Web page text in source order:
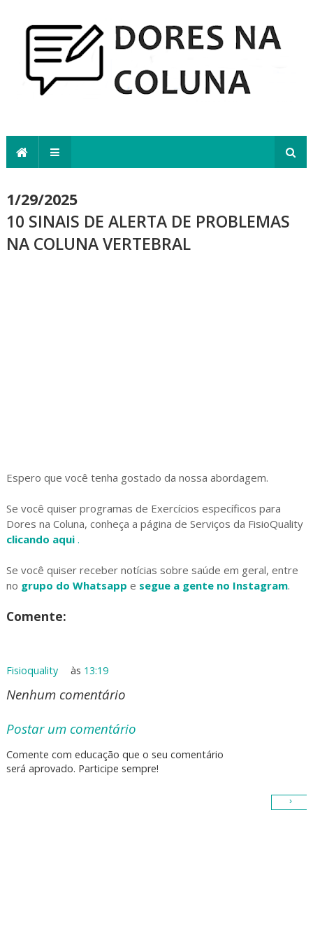
1/29/2025
10 SINAIS DE ALERTA DE PROBLEMAS
NA COLUNA VERTEBRAL
Espero que você tenha gostado da nossa abordagem.
Se você quiser programas de Exercícios específicos para
Dores na Coluna, conheça a página de Serviços da FisioQuality
clicando aqui .
Se você quiser receber notícias sobre saúde em geral, entre
no grupo do Whatsapp e segue a gente no Instagram.
Comente:
Fisioquality às 13:19
Nenhum comentário
Postar um comentário
Comente com educação que o seu comentário
será aprovado. Participe sempre!
›